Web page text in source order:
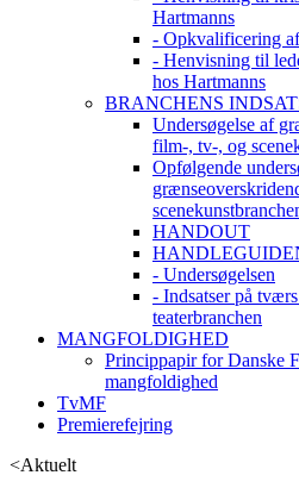
Hartmanns
- Opkvalificering
- Henvisning til
hos Hartmanns
BRANCHENS
Undersøgelse af
film-, tv-, og
Opfølgende
HANDOUT
- Undersøgelsen
- Indsatser på
teaterbranchen
MANGFOLDIGHED
Princippapir for Danske
mangfoldighed
TvMF
Premierefejring
<Aktuelt